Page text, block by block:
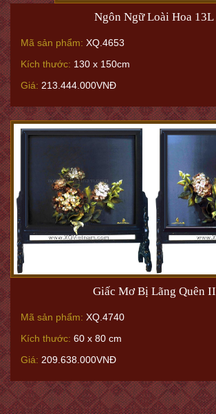
Ngôn Ngữ Loài Hoa 13L
Mã sản phẩm: XQ.4653
Kích thước: 130 x 150cm
Giá: 213.444.000VNĐ
Giấc Mơ Bị Lãng Quên II
Mã sản phẩm: XQ.4740
Kích thước: 60 x 80 cm
Giá: 209.638.000VNĐ